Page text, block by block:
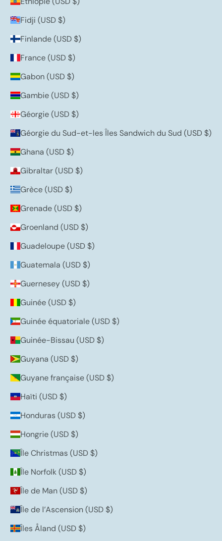
Fidji (USD $)
Finlande (USD $)
France (USD $)
Gabon (USD $)
Gambie (USD $)
Géorgie (USD $)
Géorgie du Sud-et-les Îles Sandwich du Sud (USD $)
Ghana (USD $)
Gibraltar (USD $)
Grèce (USD $)
Grenade (USD $)
Groenland (USD $)
Guadeloupe (USD $)
Guatemala (USD $)
Guernesey (USD $)
Guinée (USD $)
Guinée équatoriale (USD $)
Guinée-Bissau (USD $)
Guyana (USD $)
Guyane française (USD $)
Haïti (USD $)
Honduras (USD $)
Hongrie (USD $)
Île Christmas (USD $)
Île Norfolk (USD $)
Île de Man (USD $)
Île de l’Ascension (USD $)
Îles Åland (USD $)